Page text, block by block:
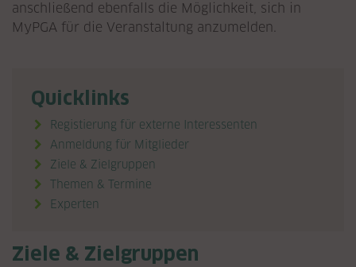
anschließend ebenfalls die Möglichkeit, sich in
MyPGA für die Veranstaltung anzumelden.
Quicklinks
Registierung für externe Interessenten
Anmeldung für Mitglieder
 Ziele & Zielgruppen
 Themen & Termine
 Experten
Ziele & Zielgruppen